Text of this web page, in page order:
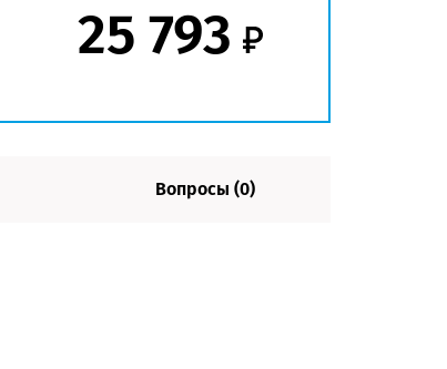
25 793
Вопросы (0)